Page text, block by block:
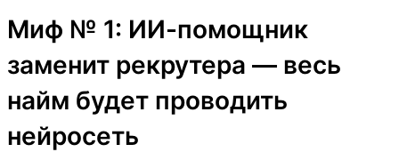
Миф № 1: ИИ-помощник
заменит рекрутера — весь
найм будет проводить
нейросеть